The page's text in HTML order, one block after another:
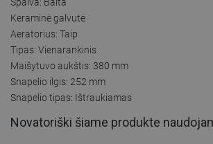
Keraminė galvutė
Aeratorius: Taip
Tipas: Vienarankinis
Maišytuvo aukštis: 380 mm
Snapelio ilgis: 252 mm
Snapelio tipas: Ištraukiamas
Novatoriški šiame produkte